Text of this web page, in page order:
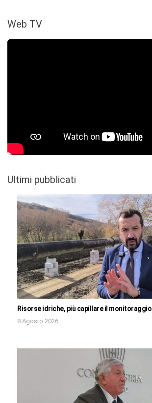
Web TV
Ultimi pubblicati
Risorse idriche, più capillare il monitoraggio
8 Agosto 2026